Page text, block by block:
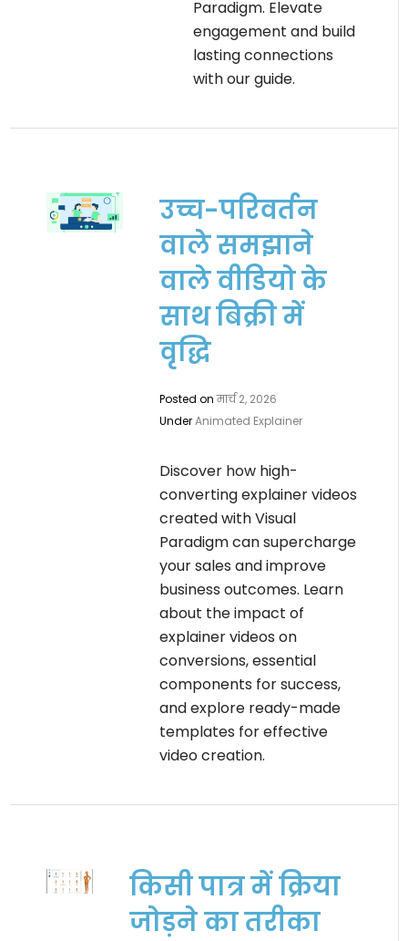
Paradigm. Elevate
engagement and build
lasting connections
with our guide.
उच्च-परिवर्तन
वाले समझाने
वाले वीडियो के
साथ बिक्री में
वृद्धि
Posted onमार्च 2, 2026
UnderAnimated Explainer
Discover how high-
converting explainer videos
created with Visual
Paradigm can supercharge
your sales and improve
business outcomes. Learn
about the impact of
explainer videos on
conversions, essential
components for success,
and explore ready-made
templates for effective
video creation.
किसी पात्र में क्रिया
जोड़ने का तरीका